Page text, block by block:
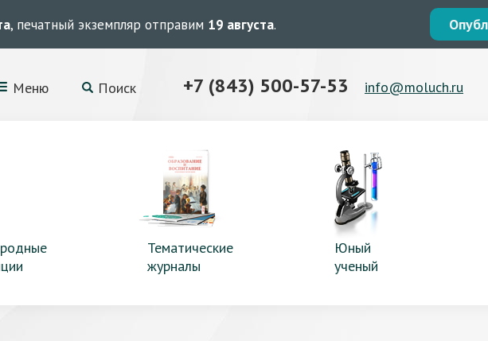
, печатный экземпляр отправим 19 августа.
Меню Поиск +7 (843) 500-57-53 info@moluch.ru
Тематические
журналы
Юный
ученый